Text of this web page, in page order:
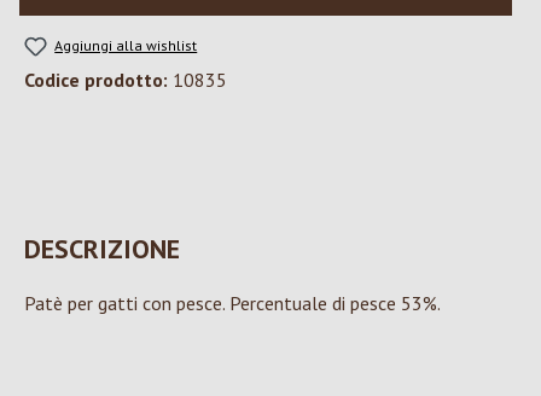
Aggiungi alla wishlist
Codice prodotto: 10835
DESCRIZIONE
Patè per gatti con pesce. Percentuale di pesce 53%.